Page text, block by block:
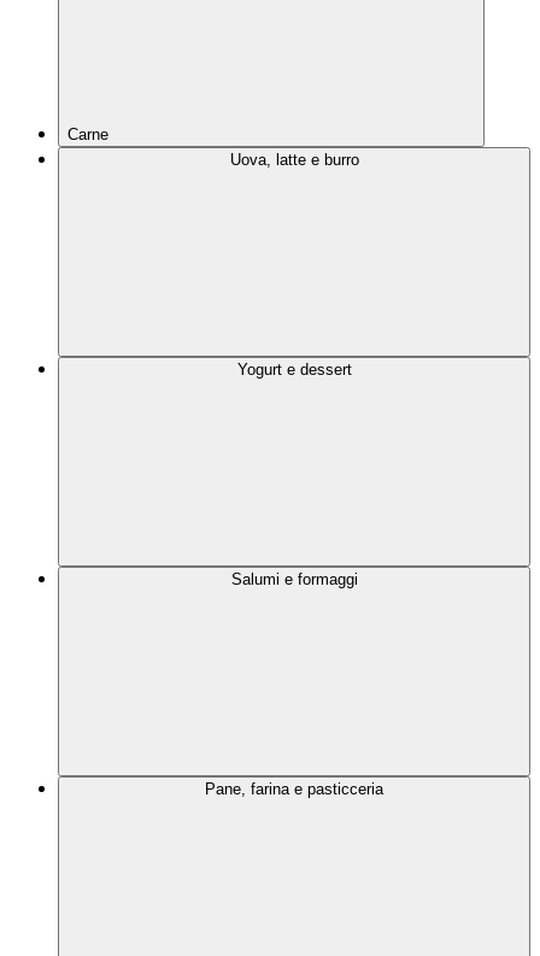
Carne
Uova, latte e burro
Yogurt e dessert
Salumi e formaggi
Pane, farina e pasticceria